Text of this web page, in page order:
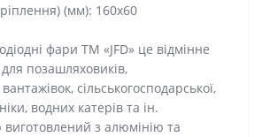
(мм): 160х60
фари ТМ «JFD» це відмінне
позашляховиків,
сільськогосподарської,
водних катерів та ін.
виготовлений з алюмінію та